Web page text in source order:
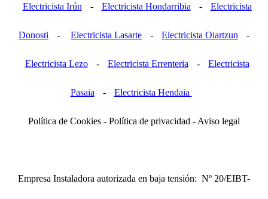
Electricista Irún - Electricista Hondarribia - Electricista
Donosti - Electricista Lasarte - Electricista Oiartzun -
Electricista Lezo - Electricista Errenteria - Electricista
Pasaia - Electricista Hendaia
Política de Cookies - Política de privacidad - Aviso legal
Empresa Instaladora autorizada en baja tensión: Nº 20/EIBT-